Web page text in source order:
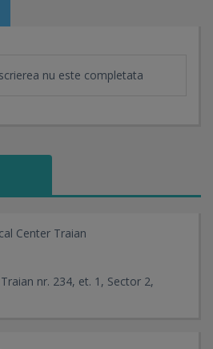
nu este completata
Center Traian
nr. 234, et. 1, Sector 2,